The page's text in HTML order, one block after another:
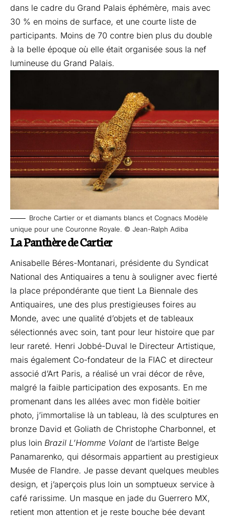
dans le cadre du Grand Palais éphémère, mais avec
30 % en moins de surface, et une courte liste de
participants. Moins de 70 contre bien plus du double
à la belle époque où elle était organisée sous la nef
lumineuse du Grand Palais.
Broche Cartier or et diamants blancs et Cognacs Modèle
unique pour une Couronne Royale. © Jean-Ralph Adiba
La Panthère de Cartier
Anisabelle Béres-Montanari, présidente du Syndicat
National des Antiquaires a tenu à souligner avec fierté
la place prépondérante que tient La Biennale des
Antiquaires, une des plus prestigieuses foires au
Monde, avec une qualité d’objets et de tableaux
sélectionnés avec soin, tant pour leur histoire que par
leur rareté. Henri Jobbé-Duval le Directeur Artistique,
mais également Co-fondateur de la FIAC et directeur
associé d’Art Paris, a réalisé un vrai décor de rêve,
malgré la faible participation des exposants. En me
promenant dans les allées avec mon fidèle boitier
photo, j’immortalise là un tableau, là des sculptures en
bronze David et Goliath de Christophe Charbonnel, et
plus loin Brazil L’Homme Volant de l’artiste Belge
Panamarenko, qui désormais appartient au prestigieux
Musée de Flandre. Je passe devant quelques meubles
design, et j’aperçois plus loin un somptueux service à
café rarissime. Un masque en jade du Guerrero MX,
retient mon attention et je reste bouche bée devant